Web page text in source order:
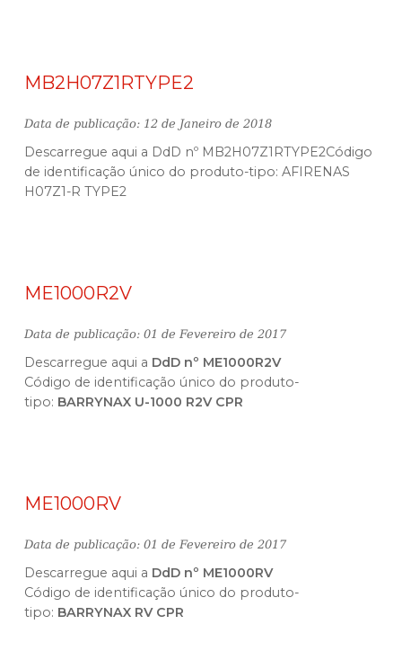
MB2H07Z1RTYPE2
Data de publicação: 12 de Janeiro de 2018
Descarregue aqui a DdD nº MB2H07Z1RTYPE2Código
de identificação único do produto-tipo: AFIRENAS
H07Z1-R TYPE2
ME1000R2V
Data de publicação: 01 de Fevereiro de 2017
Descarregue aqui a DdD nº ME1000R2V
Código de identificação único do produto-
tipo: BARRYNAX U-1000 R2V CPR
ME1000RV
Data de publicação: 01 de Fevereiro de 2017
Descarregue aqui a DdD nº ME1000RV
Código de identificação único do produto-
tipo: BARRYNAX RV CPR